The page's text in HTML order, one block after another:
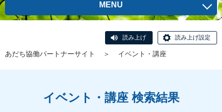
MENU
読み上げ 読み上げ設定
あだち協働パートナーサイト ＞ イベント・講座
イベント・講座 検索結果